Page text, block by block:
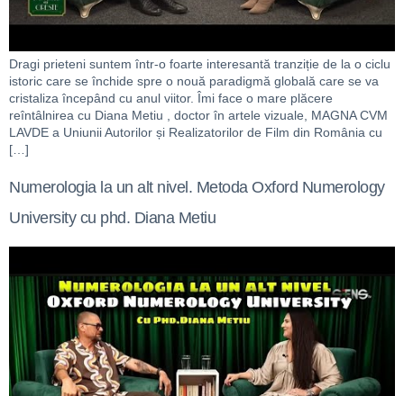
Dragi prieteni suntem într-o foarte interesantă tranziție de la o ciclu
istoric care se închide spre o nouă paradigmă globală care se va
cristaliza începând cu anul viitor. Îmi face o mare plăcere
reîntâlnirea cu Diana Metiu , doctor în artele vizuale, MAGNA CVM
LAVDE a Uniunii Autorilor și Realizatorilor de Film din România cu
[…]
Numerologia la un alt nivel. Metoda Oxford Numerology
University cu phd. Diana Metiu